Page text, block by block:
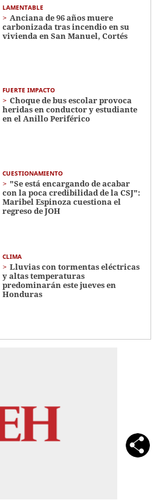
LAMENTABLE
Anciana de 96 años muere
carbonizada tras incendio en su
vivienda en San Manuel, Cortés
FUERTE IMPACTO
Choque de bus escolar provoca
heridas en conductor y estudiante
en el Anillo Periférico
CUESTIONAMIENTO
"Se está encargando de acabar
con la poca credibilidad de la CSJ":
Maribel Espinoza cuestiona el
regreso de JOH
CLIMA
Lluvias con tormentas eléctricas
y altas temperaturas
predominarán este jueves en
Honduras